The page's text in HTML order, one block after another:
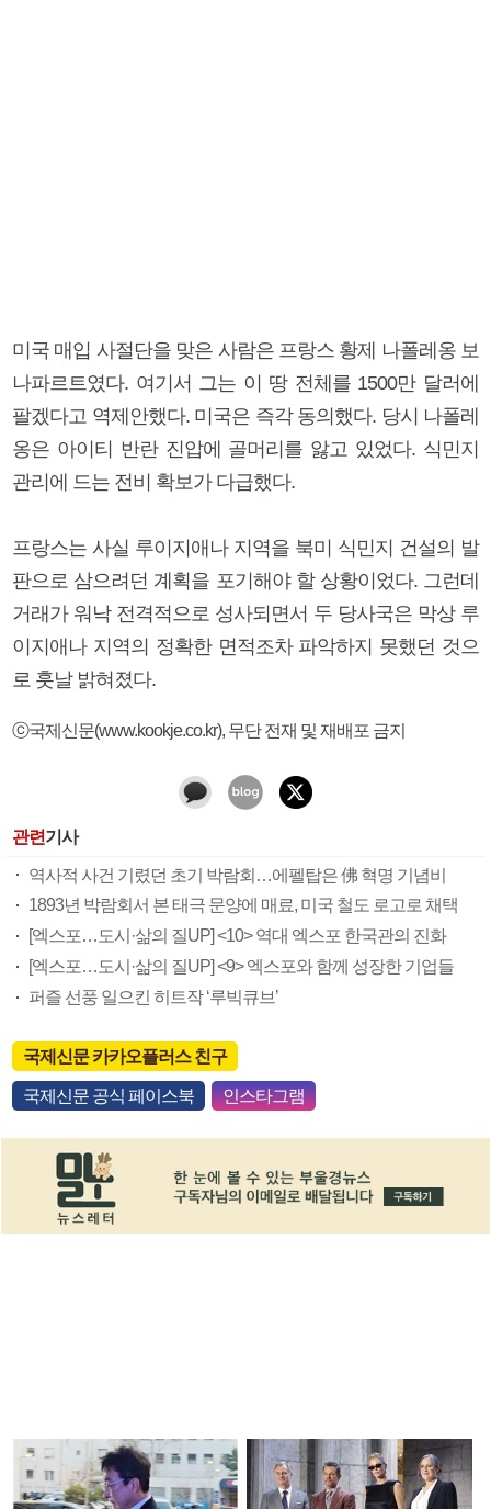
미국 매입 사절단을 맞은 사람은 프랑스 황제 나폴레옹 보
나파르트였다. 여기서 그는 이 땅 전체를 1500만 달러에
팔겠다고 역제안했다. 미국은 즉각 동의했다. 당시 나폴레
옹은 아이티 반란 진압에 골머리를 앓고 있었다. 식민지
관리에 드는 전비 확보가 다급했다.
프랑스는 사실 루이지애나 지역을 북미 식민지 건설의 발
판으로 삼으려던 계획을 포기해야 할 상황이었다. 그런데
거래가 워낙 전격적으로 성사되면서 두 당사국은 막상 루
이지애나 지역의 정확한 면적조차 파악하지 못했던 것으
로 훗날 밝혀졌다.
ⓒ국제신문(www.kookje.co.kr), 무단 전재 및 재배포 금지
관련기사
역사적 사건 기렸던 초기 박람회…에펠탑은 佛 혁명 기념비
1893년 박람회서 본 태극 문양에 매료, 미국 철도 로고로 채택
[엑스포…도시·삶의 질UP] <10> 역대 엑스포 한국관의 진화
[엑스포…도시·삶의 질UP] <9> 엑스포와 함께 성장한 기업들
퍼즐 선풍 일으킨 히트작 ‘루빅큐브’
국제신문 카카오플러스 친구
국제신문 공식 페이스북 인스타그램